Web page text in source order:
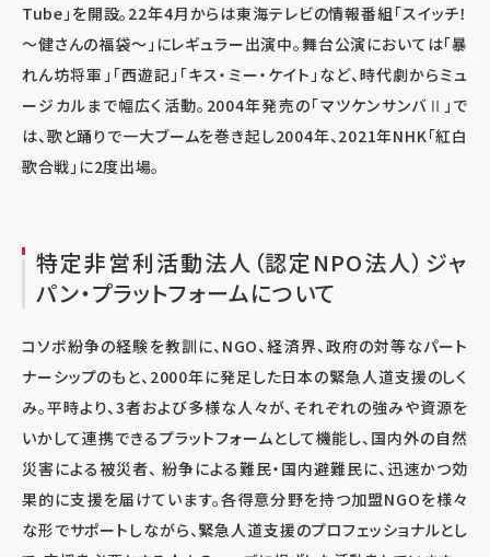
Tube 」を開設。 22年4月からは東海テレビの情報番組「スイッチ！
～健さんの福袋～」にレギュラー出演中。舞台公演においては「暴
れん坊将軍」「西遊記」「キス・ミー・ケイト」など、時代劇からミュ
ージカルまで幅広く活動。 2004年発売の「マツケンサンバⅡ」で
は、歌と踊りで一大ブームを巻き起し2004年、 2021年NHK「紅白
歌合戦」に2度出場。
特定非営利活動法人（認定NPO法人）ジャ
パン・プラットフォームについて
コソボ紛争の経験を教訓に、NGO、経済界、政府の対等なパート
ナーシップのもと、2000年に発足した日本の緊急人道支援のしく
み。平時より、3者および多様な人々が、それぞれの強みや資源を
いかして連携できるプラットフォームとして機能し、国内外の自然
災害による被災者、 紛争による難民・国内避難民に、迅速かつ効
果的に支援を届けています。各得意分野を持つ加盟NGOを様々
な形でサポートしながら、緊急人道支援のプロフェッショナルとし